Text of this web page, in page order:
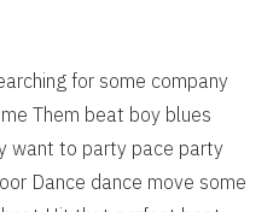
for some company
Them beat boy blues
want to party pace party
Dance dance move some